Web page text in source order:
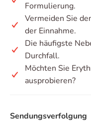
Formulierung.
Vermeiden Sie
der Einnahme.
Die häufigste
Durchfall.
Möchten Sie
ausprobieren?
Sendungsverfolgung